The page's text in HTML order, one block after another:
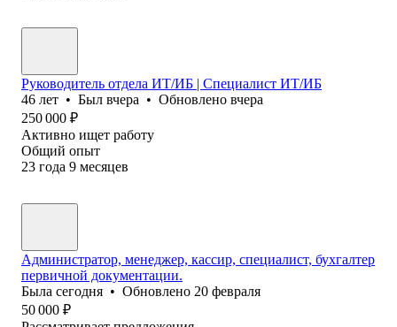
Руководитель отдела ИТ/ИБ | Специалист ИТ/ИБ
46 лет • Был вчера • Обновлено вчера
250 000 ₽
Активно ищет работу
Общий опыт
23 года 9 месяцев
Администратор, менеджер, кассир, специалист, бухгалтер
первичной документации.
Была сегодня • Обновлено 20 февраля
50 000 ₽